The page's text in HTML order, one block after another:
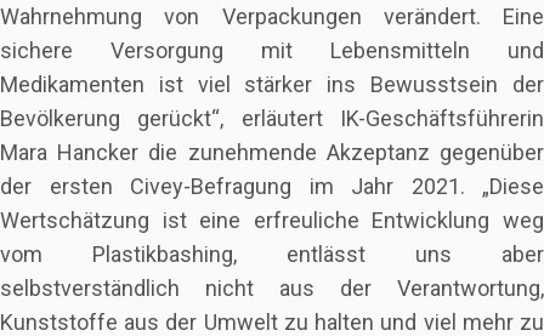
Wahrnehmung von Verpackungen verändert. Eine
sichere Versorgung mit Lebensmitteln und
Medikamenten ist viel stärker ins Bewusstsein der
Bevölkerung gerückt“, erläutert IK-Geschäftsführerin
Mara Hancker die zunehmende Akzeptanz gegenüber
der ersten Civey-Befragung im Jahr 2021. „Diese
Wertschätzung ist eine erfreuliche Entwicklung weg
vom Plastikbashing, entlässt uns aber
selbstverständlich nicht aus der Verantwortung,
Kunststoffe aus der Umwelt zu halten und viel mehr zu